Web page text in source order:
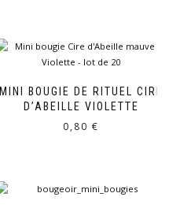
MINI BOUGIE DE RITUEL CIRE
D’ABEILLE VIOLETTE
0,80 €